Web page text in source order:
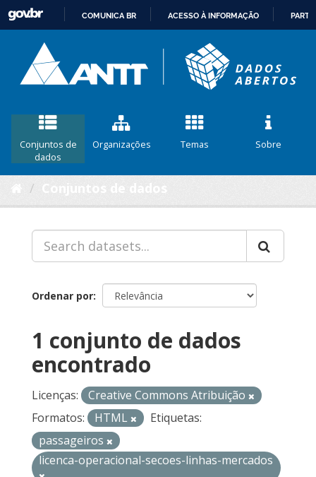
CONTEÚDO
COMUNICA BR ACESSO À INFORMAÇÃO
Conjuntos de
dados
Organizações Temas Sobre
Ordenar por
1 conjunto de dados
encontrado
Licenças:
Creative Commons Atribuição
Formatos:
HTML
Etiquetas:
passageiros
licenca-operacional-secoes-linhas-mercados